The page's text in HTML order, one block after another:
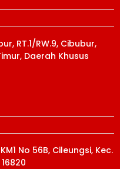
RT.1/RW.9, Cibubur,
Daerah Khusus
No 56B, Cileungsi, Kec.